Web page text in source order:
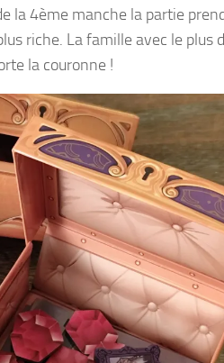
la 4ème manche la partie
riche. La famille avec le plus
la couronne !